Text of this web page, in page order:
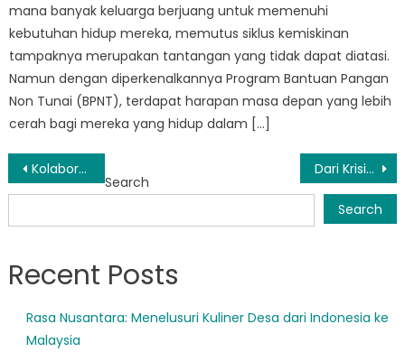
mana banyak keluarga berjuang untuk memenuhi
kebutuhan hidup mereka, memutus siklus kemiskinan
tampaknya merupakan tantangan yang tidak dapat diatasi.
Namun dengan diperkenalkannya Program Bantuan Pangan
Non Tunai (BPNT), terdapat harapan masa depan yang lebih
cerah bagi mereka yang hidup dalam […]
Post
navigation
Kolaborasi Dinsos Sumbar dengan LSM dan Instansi Pemerintah untuk Perubahan Sosial Dari Krisis Menuju Pemulihan: Peran Dinsos Prov Sumbar Membangun Masyarakat Tangguh
Search
Search
Recent Posts
Rasa Nusantara: Menelusuri Kuliner Desa dari Indonesia ke
Malaysia